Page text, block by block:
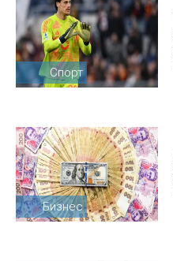
Спорт
Бизнес